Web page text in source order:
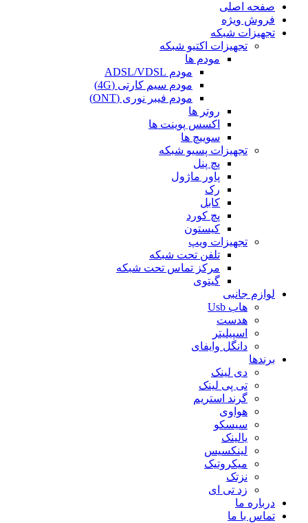
صفحه اصلی
فروش ویژه
تجهیزات شبکه
تجهیزات اکتیو شبکه
مودم ها
مودم ADSL/VDSL
مودم سیم کارتی (4G)
مودم فیبر نوری (ONT)
روتر ها
اکسس پوینت ها
سوییچ ها
تجهیزات پسیو شبکه
پچ پنل
پاور ماژول
رک
کابل
پچ کورد
کیستون
تجهیزات ویپ
تلفن تحت شبکه
مرکز تماس تحت شبکه
گیتوی
لوازم جانبی
هاب Usb
هدست
اسپیلیتر
دانگل وایفای
برندها
دی لینک
تی پی لینک
گرند استریم
هواوی
سیسکو
یالینک
لینکسیس
میکروتیک
نزتک
زد تی ای
درباره ما
تماس با ما